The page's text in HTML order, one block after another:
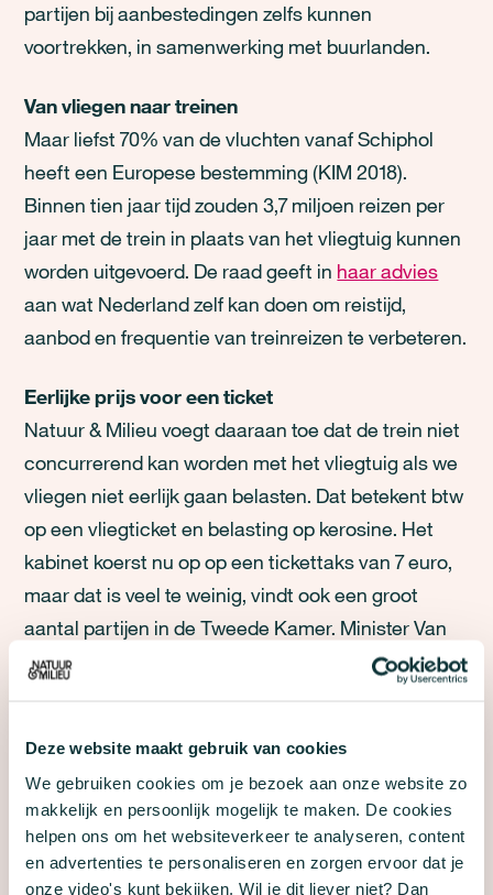
Deze website maakt gebruik van cookies
We gebruiken cookies om je bezoek aan onze website zo
makkelijk en persoonlijk mogelijk te maken. De cookies
helpen ons om het websiteverkeer te analyseren, content
en advertenties te personaliseren en zorgen ervoor dat je
onze video's kunt bekijken. Wil je dit liever niet? Dan
partijen bij aanbestedingen zelfs kunnen
voortrekken, in samenwerking met buurlanden.
Van vliegen naar treinen
Maar liefst 70% van de vluchten vanaf Schiphol
heeft een Europese bestemming (KIM 2018).
Binnen tien jaar tijd zouden 3,7 miljoen reizen per
jaar met de trein in plaats van het vliegtuig kunnen
worden uitgevoerd. De raad geeft in haar advies
aan wat Nederland zelf kan doen om reistijd,
aanbod en frequentie van treinreizen te verbeteren.
Eerlijke prijs voor een ticket
Natuur & Milieu voegt daaraan toe dat de trein niet
concurrerend kan worden met het vliegtuig als we
vliegen niet eerlijk gaan belasten. Dat betekent btw
op een vliegticket en belasting op kerosine. Het
kabinet koerst nu op op een tickettaks van 7 euro,
maar dat is veel te weinig, vindt ook een groot
aantal partijen in de Tweede Kamer. Minister Van
Nieuwenhuizen geeft in haar luchtvaartnota aan
raad ligt de minister niets meer in de weg om de
daad bij het woord te voegen.
Europees jaar van de trein
Volgend jaar is het Europese jaar van de trein. Een